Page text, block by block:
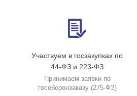
Участвуем в госзакупках по
44-ФЗ и 223-ФЗ
Принимаем заявки по
гособоронзаказу (275-ФЗ)